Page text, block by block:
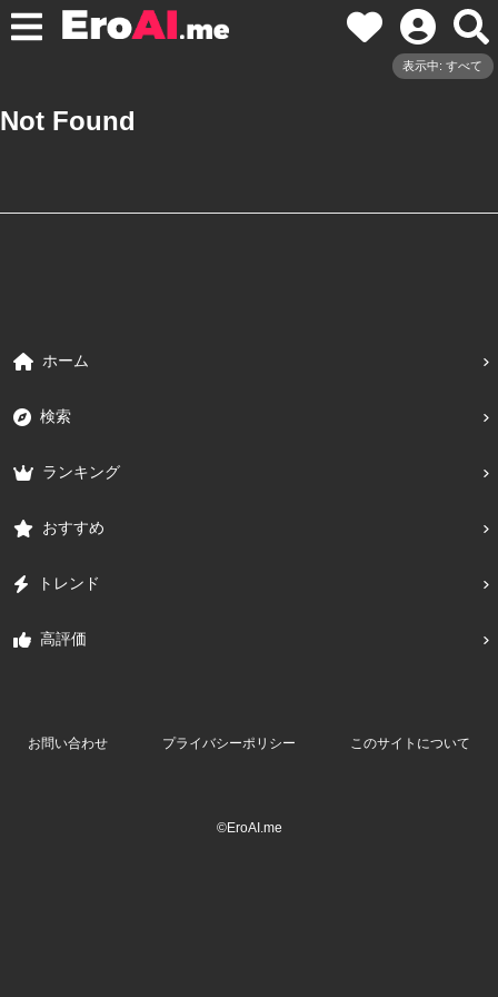
表示中: すべて
Not Found
ホーム
検索
ランキング
おすすめ
トレンド
高評価
お問い合わせ プライバシーポリシー このサイトについて
©EroAI.me